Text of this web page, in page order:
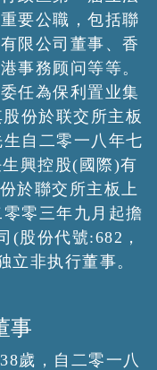
要公職，包括聯
限公司董事、香
事務顾问等等。
任為保利置业集
份於联交所主板
自二零一八年七
興控股(國際)有
於聯交所主板上
零三年九月起擔
(股份代號:682，
立非执行董事。
事
歲，自二零一八